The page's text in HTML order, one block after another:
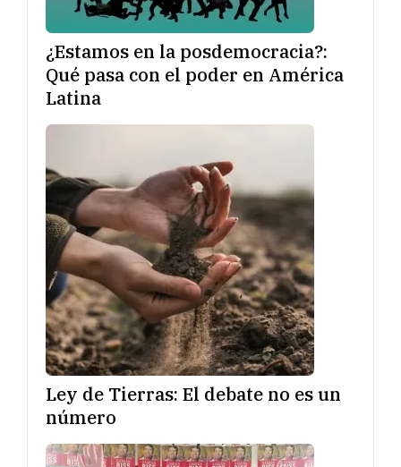
¿Estamos en la posdemocracia?:
Qué pasa con el poder en América
Latina
Ley de Tierras: El debate no es un
número